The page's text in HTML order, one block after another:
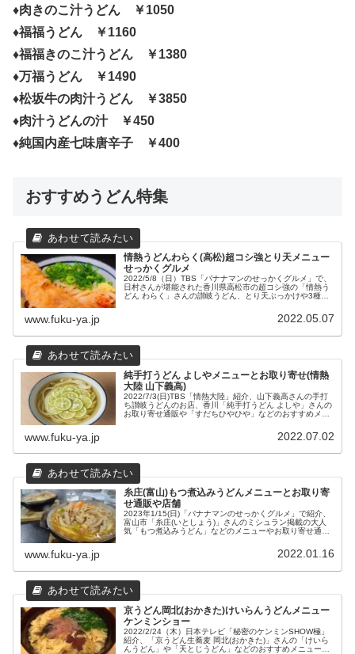
♦肉きのこ汁うどん ￥1050
♦福福うどん ￥1160
♦福福きのこ汁うどん ￥1380
♦万福うどん ￥1490
♦松坂牛の肉汁うどん ￥3850
♦肉汁うどんの汁 ￥450
♦純国内産七味唐辛子 ￥400
おすすめうどん特集
情熱うどんわらく(高松)超コシ強とり天メニュー
せっかくグルメ
2022/5/8（日）TBS「バナナマンのせっかくグルメ」で、
日村さんが堪能された香川県高松市の超コシ強の「情熱う
どん わらく」さんの讃岐うどん、とり天ぶっかけや3種盛
www.fuku-ya.jp 2022.05.07
純手打うどん よしやメニューとお取り寄せ(情熱
大陸 山下義高)
2022/7/3(日)TBS「情熱大陸」紹介、山下義高さんの手打
ち讃岐うどんのお店、香川「純手打うどん よしや」さんの
お取り寄せ通販や「すだちひやひや」などのおすすめメニ
www.fuku-ya.jp 2022.07.02
糸庄(富山)もつ煮込みうどんメニューとお取り寄
せ通販や店舗
2023年1/15(日)「バナナマンのせっかくグルメ」で紹介、
富山市「糸庄(いとしょう)」さんのミシュラン掲載の大人
気「もつ煮込みうどん」などのメニューやお取り寄せ通販
www.fuku-ya.jp 2022.01.16
京うどん岡北(おかきた)けいらんうどんメニュー
ケンミンショー
2022/2/24（木）日本テレビ「秘密のケンミンSHOW極」
紹介、「京うどん生蕎麦 岡北(おかきた)」さんの「けいら
んうどん」や「天とじうどん」などのおすすめメニューと